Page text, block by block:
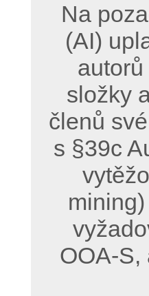
Na
(AI)
složky
členů
s §39c
OOA-S,